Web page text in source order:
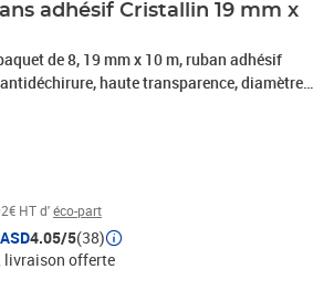
adhésif Cristallin 19 mm x
de 8, 19 mm x 10 m, ruban adhésif
haute transparence, diamètre
la Office Box, contenu: 8 pièces,
HT d'éco-part
ASD4.05/5(38)
livraison offerte